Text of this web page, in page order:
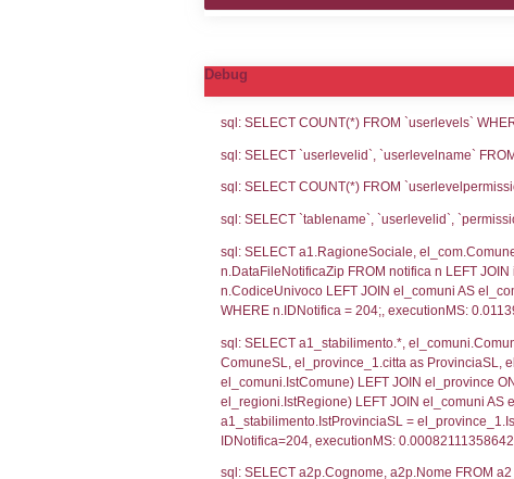
SEZIONE D
SEZIONE F (pubblico)
SEZIONE H
2012/18/UE
SEZIONE L